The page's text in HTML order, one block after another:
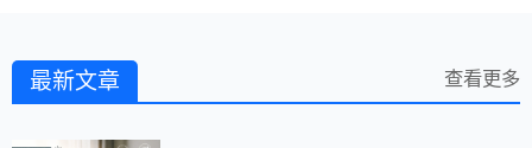
最新文章 查看更多